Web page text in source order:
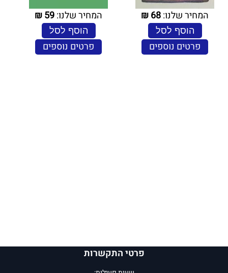
המחיר שלנו:68
₪
הוסף לסל
פרטים נוספים
המחיר שלנו:59
₪
הוסף לסל
פרטים נוספים
פרטי התקשרות